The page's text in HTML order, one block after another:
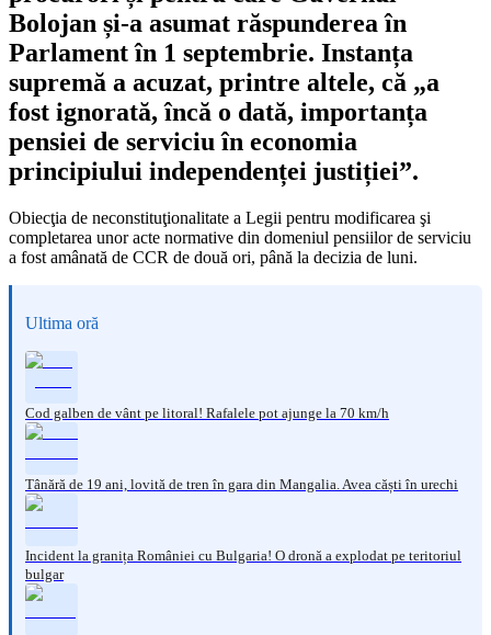
Bolojan și-a asumat răspunderea în
Parlament în 1 septembrie. Instanța
supremă a acuzat, printre altele, că „a
fost ignorată, încă o dată, importanța
pensiei de serviciu în economia
principiului independenței justiției”.
Obiecţia de neconstituţionalitate a Legii pentru modificarea şi
completarea unor acte normative din domeniul pensiilor de serviciu
a fost amânată de CCR de două ori, până la decizia de luni.
Ultima oră
Cod galben de vânt pe litoral! Rafalele pot ajunge la 70 km/h
Tânără de 19 ani, lovită de tren în gara din Mangalia. Avea căști în urechi
Incident la granița României cu Bulgaria! O dronă a explodat pe teritoriul
bulgar